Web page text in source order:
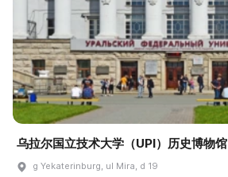
乌拉尔国立技术大学（UPI）历史博物馆
g Yekaterinburg, ul Mira, d 19